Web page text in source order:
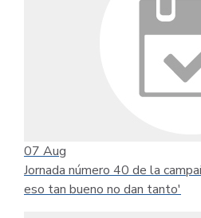
07 Aug
Jornada número 40 de la
eso tan bueno no dan tanto'